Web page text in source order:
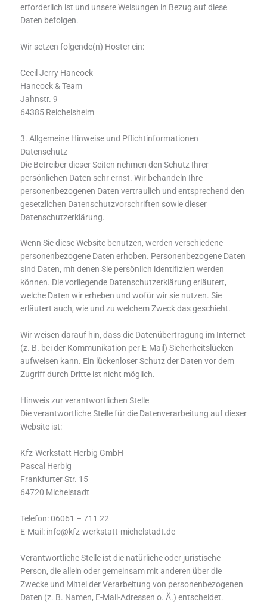
erforderlich ist und unsere Weisungen in Bezug auf diese
Daten befolgen.
Wir setzen folgende(n) Hoster ein:
Cecil Jerry Hancock
Hancock & Team
Jahnstr. 9
64385 Reichelsheim
3. Allgemeine Hinweise und Pflicht­informationen
Datenschutz
Die Betreiber dieser Seiten nehmen den Schutz Ihrer
persönlichen Daten sehr ernst. Wir behandeln Ihre
personenbezogenen Daten vertraulich und entsprechend den
gesetzlichen Datenschutzvorschriften sowie dieser
Datenschutzerklärung.
Wenn Sie diese Website benutzen, werden verschiedene
personenbezogene Daten erhoben. Personenbezogene Daten
sind Daten, mit denen Sie persönlich identifiziert werden
können. Die vorliegende Datenschutzerklärung erläutert,
welche Daten wir erheben und wofür wir sie nutzen. Sie
erläutert auch, wie und zu welchem Zweck das geschieht.
Wir weisen darauf hin, dass die Datenübertragung im Internet
(z. B. bei der Kommunikation per E-Mail) Sicherheitslücken
aufweisen kann. Ein lückenloser Schutz der Daten vor dem
Zugriff durch Dritte ist nicht möglich.
Hinweis zur verantwortlichen Stelle
Die verantwortliche Stelle für die Datenverarbeitung auf dieser
Website ist:
Kfz-Werkstatt Herbig GmbH
Pascal Herbig
Frankfurter Str. 15
64720 Michelstadt
Telefon: 06061 – 711 22
E-Mail: info@kfz-werkstatt-michelstadt.de
Verantwortliche Stelle ist die natürliche oder juristische
Person, die allein oder gemeinsam mit anderen über die
Zwecke und Mittel der Verarbeitung von personenbezogenen
Daten (z. B. Namen, E-Mail-Adressen o. Ä.) entscheidet.